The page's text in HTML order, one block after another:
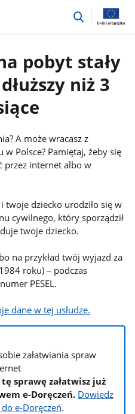
przejdź
pobyt stały
niż 3
A może wracasz z
Polsce? Pamiętaj, żeby się
przez internet albo w
twoje dziecko urodziło się w
cywilnego, który sporządził
twoje dziecko.
na przykład twój wyjazd za
roku) – podczas
PESEL.
dane w tej usłudze.
załatwiania spraw
tę sprawę załatwisz już
e-Doręczeń. Dowiedz
e-Doręczeń.